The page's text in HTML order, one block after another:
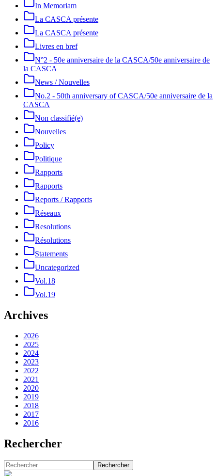
In Memoriam
La CASCA présente
La CASCA présente
Livres en bref
N°2 - 50e anniversaire de la CASCA/50e anniversaire de
la CASCA
News / Nouvelles
No.2 - 50th anniversary of CASCA/50e anniversaire de la
CASCA
Non classifié(e)
Nouvelles
Policy
Politique
Rapports
Rapports
Reports / Rapports
Réseaux
Resolutions
Résolutions
Statements
Uncategorized
Vol.18
Vol.19
Archives
2026
2025
2024
2023
2022
2021
2020
2019
2018
2017
2016
Rechercher
Rechercher